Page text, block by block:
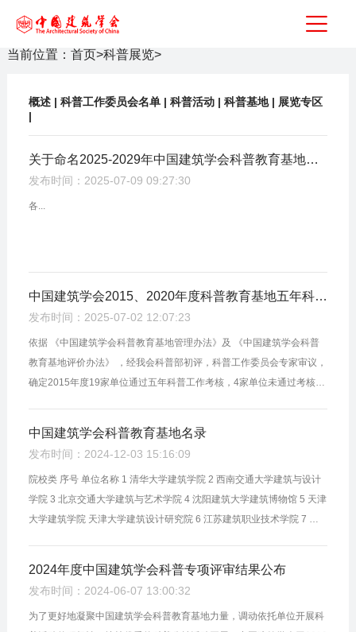
当前位置： 首页>科普展览>
概述| 科普工作委员会名单| 科普活动| 科普基地| 展览专区
|
关于命名2025-2029年中国建筑学会科普教育基地的决定
发布时间：2025-07-09 09:27:30
各...
中国建筑学会2015、2020年度科普教育基地五年科普工作考核结果公布
发布时间：2025-07-02 12:07:23
依据 《中国建筑学会科普教育基地管理办法》及 《中国建筑学会科普
教育基地评价办法》 ，经我会科普部初评，科普工作委员会专家审议，
确定2015年度19家单位通过五年科普工作考核，4家单位未通过考核，
中国建筑学会科普教育基地名录
发布时间：2024-12-03 15:16:09
院校类 序号 单位名称 1 清华大学建筑学院 2 西南交通大学建筑与设计
学院 3 北京交通大学建筑与艺术学院 4 沈阳建筑大学建筑博物馆 5 天津
大学建筑学院 天津大学建筑设计研究院 6 江苏建筑职业技术学院 7 广
2024年度中国建筑学会科普专项评审结果公布
发布时间：2024-06-07 13:00:32
为了更好地凝聚中国建筑学会科普教育基地力量，调动依托单位开展科